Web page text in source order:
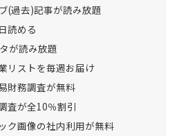
(過去)記事が読み放題
読める
が読み放題
リストを毎週お届け
財務調査が無料
査が全10％割引
ク画像の社内利用が無料